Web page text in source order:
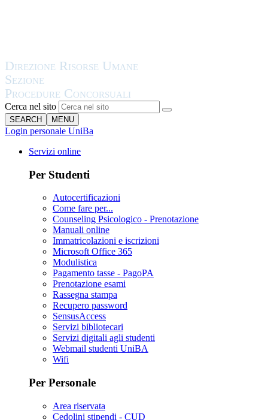
Cerca nel sito
SEARCH MENU
Login personale UniBa
Servizi online
Per Studenti
Autocertificazioni
Come fare per...
Counseling Psicologico - Prenotazione
Manuali online
Immatricolazioni e iscrizioni
Microsoft Office 365
Modulistica
Pagamento tasse - PagoPA
Prenotazione esami
Rassegna stampa
Recupero password
SensusAccess
Servizi bibliotecari
Servizi digitali agli studenti
Webmail studenti UniBA
Wifi
Per Personale
Area riservata
Cedolini stipendi - CUD